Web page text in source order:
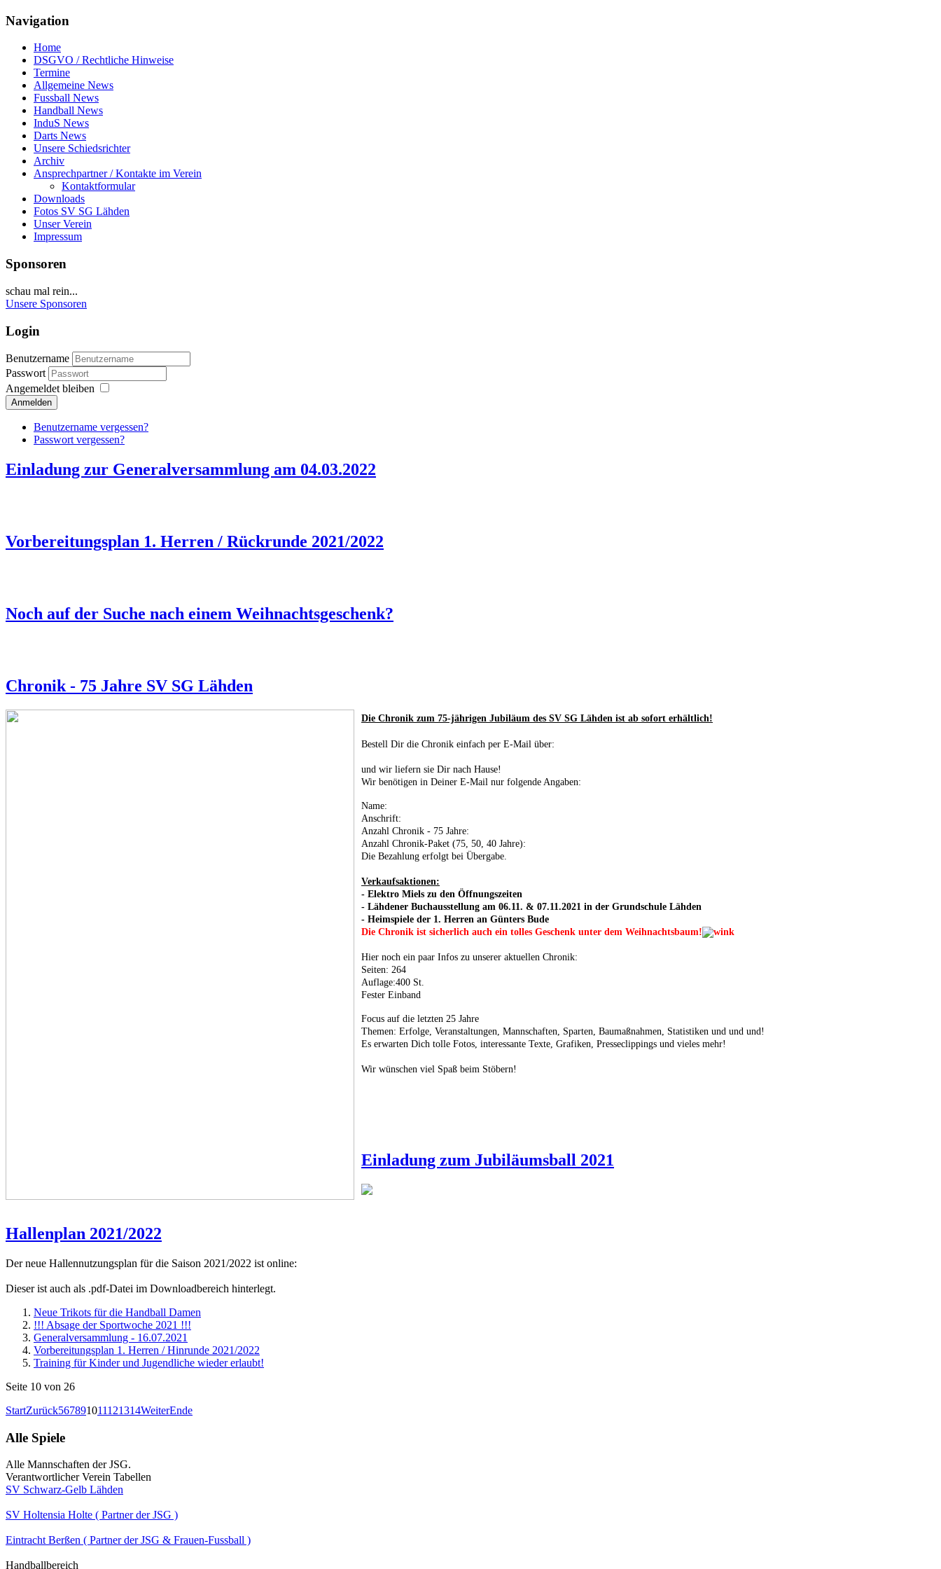
Navigation
Home
DSGVO / Rechtliche Hinweise
Termine
Allgemeine News
Fussball News
Handball News
InduS News
Darts News
Unsere Schiedsrichter
Archiv
Ansprechpartner / Kontakte im Verein
Kontaktformular
Downloads
Fotos SV SG Lähden
Unser Verein
Impressum
Sponsoren
schau mal rein...
Unsere Sponsoren
Login
Benutzername
Passwort
Angemeldet bleiben
Anmelden
Benutzername vergessen?
Passwort vergessen?
Einladung zur Generalversammlung am 04.03.2022
Vorbereitungsplan 1. Herren / Rückrunde 2021/2022
Noch auf der Suche nach einem Weihnachtsgeschenk?
Chronik - 75 Jahre SV SG Lähden
Die Chronik zum 75-jährigen Jubiläum des SV SG Lähden ist ab sofort erhältlich!
Bestell Dir die Chronik einfach per E-Mail über:
und wir liefern sie Dir nach Hause!
Wir benötigen in Deiner E-Mail nur folgende Angaben:
Name:
Anschrift:
Anzahl Chronik - 75 Jahre:
Anzahl Chronik-Paket (75, 50, 40 Jahre):
Die Bezahlung erfolgt bei Übergabe.
Verkaufsaktionen:
- Elektro Miels zu den Öffnungszeiten
- Lähdener Buchausstellung am 06.11. & 07.11.2021 in der Grundschule Lähden
- Heimspiele der 1. Herren an Günters Bude
Die Chronik ist sicherlich auch ein tolles Geschenk unter dem Weihnachtsbaum!
Hier noch ein paar Infos zu unserer aktuellen Chronik:
Seiten: 264
Auflage:400 St.
Fester Einband
Focus auf die letzten 25 Jahre
Themen: Erfolge, Veranstaltungen, Mannschaften, Sparten, Baumaßnahmen, Statistiken und und und!
Es erwarten Dich tolle Fotos, interessante Texte, Grafiken, Presseclippings und vieles mehr!
Wir wünschen viel Spaß beim Stöbern!
Einladung zum Jubiläumsball 2021
Hallenplan 2021/2022
Der neue Hallennutzungsplan für die Saison 2021/2022 ist online:
Dieser ist auch als .pdf-Datei im Downloadbereich hinterlegt.
Neue Trikots für die Handball Damen
!!! Absage der Sportwoche 2021 !!!
Generalversammlung - 16.07.2021
Vorbereitungsplan 1. Herren / Hinrunde 2021/2022
Training für Kinder und Jugendliche wieder erlaubt!
Seite 10 von 26
StartZurück567891011121314WeiterEnde
Alle Spiele
Alle Mannschaften der JSG.
Verantwortlicher Verein Tabellen
SV Schwarz-Gelb Lähden
SV Holtensia Holte ( Partner der JSG )
Eintracht Berßen ( Partner der JSG & Frauen-Fussball )
Handballbereich